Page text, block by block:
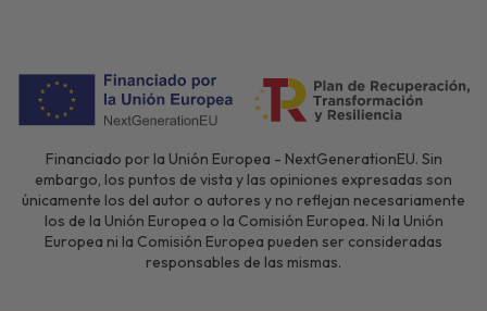
Financiado por la Unión Europea - NextGenerationEU. Sin
embargo, los puntos de vista y las opiniones expresadas son
únicamente los del autor o autores y no reflejan necesariamente
los de la Unión Europea o la Comisión Europea. Ni la Unión
Europea ni la Comisión Europea pueden ser consideradas
responsables de las mismas.